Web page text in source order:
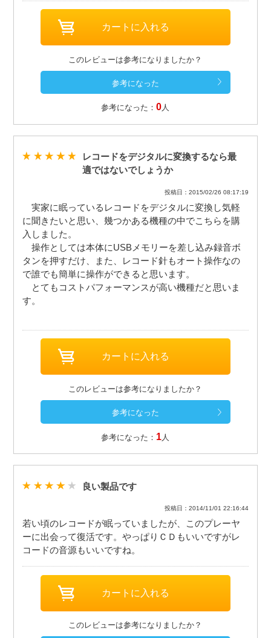
このレビューは参考になりましたか？
参考になった：0人
レコードをデジタルに変換するなら最
適ではないでしょうか
投稿日：2015/02/26 08:17:19
実家に眠っているレコードをデジタルに変換し気軽
に聞きたいと思い、幾つかある機種の中でこちらを購
入しました。
操作としては本体にUSBメモリーを差し込み録音ボ
タンを押すだけ、また、レコード針もオート操作なの
で誰でも簡単に操作ができると思います。
とてもコストパフォーマンスが高い機種だと思いま
す。
このレビューは参考になりましたか？
参考になった： 1 人
良い製品です
投稿日：2014/11/01 22:16:44
若い頃のレコードが眠っていましたが、このプレーヤ
ーに出会って復活です。やっぱりＣＤもいいですがレ
コードの音源もいいですね。
このレビューは参考になりましたか？